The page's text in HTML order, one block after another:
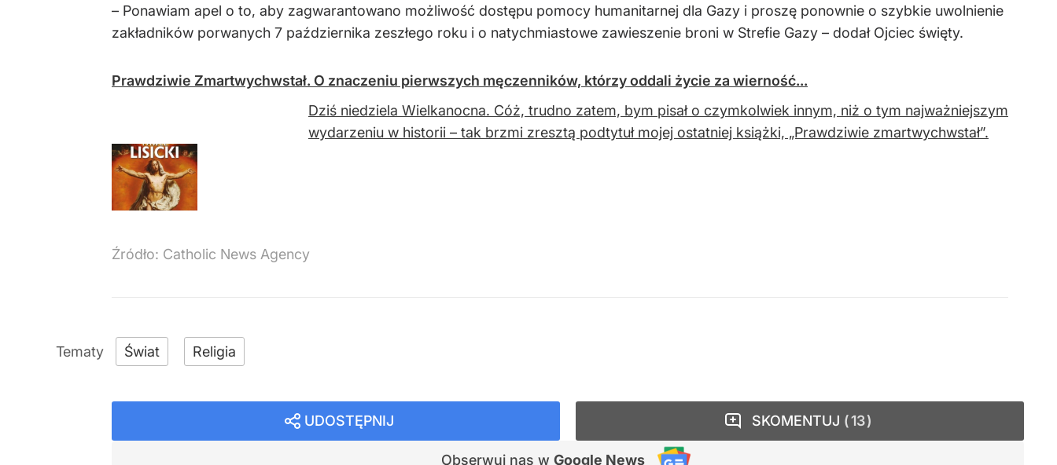
– Ponawiam apel o to, aby zagwarantowano możliwość dostępu pomocy humanitarnej dla Gazy i proszę ponownie o szybkie uwolnienie
zakładników porwanych 7 października zeszłego roku i o natychmiastowe zawieszenie broni w Strefie Gazy – dodał Ojciec święty.
Prawdziwie Zmartwychwstał. O znaczeniu pierwszych męczenników, którzy oddali życie za wierność...
Dziś niedziela Wielkanocna. Cóż, trudno zatem, bym pisał o czymkolwiek innym, niż o tym najważniejszym
wydarzeniu w historii – tak brzmi zresztą podtytuł mojej ostatniej książki, „Prawdziwie zmartwychwstał”.
Źródło: Catholic News Agency
Świat Religia
UDOSTĘPNIJ
Obserwuj nas w Google News
SKOMENTUJ 13